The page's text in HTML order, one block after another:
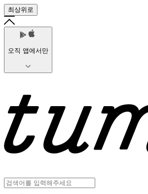
최상위로
오직 앱에서만